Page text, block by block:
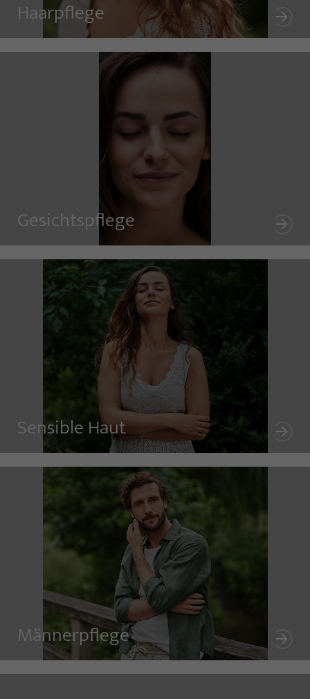
Haarpflege
Gesichtspflege
Sensible Haut
Männerpflege